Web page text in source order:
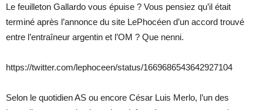
Le feuilleton Gallardo vous épuise ? Vous pensiez qu’il était
terminé après l’annonce du site LePhocéen d’un accord trouvé
entre l’entraîneur argentin et l’OM ? Que nenni.
https://twitter.com/lephoceen/status/1669686543642927104
Selon le quotidien AS ou encore César Luis Merlo, l’un des